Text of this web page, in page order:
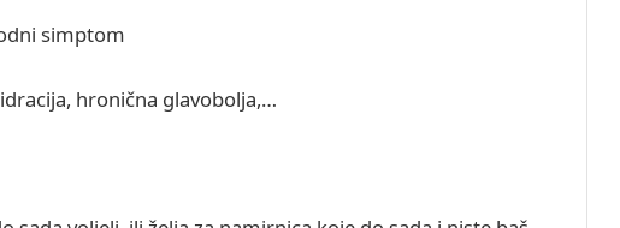
simptom
hronična glavobolja,…